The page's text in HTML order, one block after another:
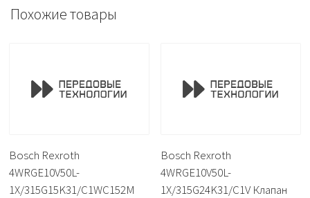
Похожие товары
Bosch Rexroth
4WRGE10V50L-
1X/315G15K31/C1WC152M
Bosch Rexroth
4WRGE10V50L-
1X/315G24K31/C1V Клапан